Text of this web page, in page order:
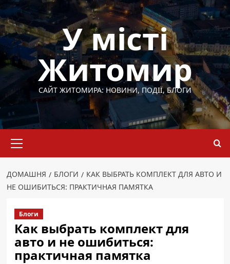
Перейти
до
вмісту
У місті
Житомир
САЙТ ЖИТОМИРА: НОВИНИ, ПОДІЇ, БЛОГИ
меню
ДОМАШНЯ БЛОГИ
КАК ВЫБРАТЬ КОМПЛЕКТ ДЛЯ АВТО И
НЕ ОШИБИТЬСЯ: ПРАКТИЧНАЯ ПАМЯТКА
Блоги
Как выбрать комплект для
авто и не ошибиться:
практичная памятка